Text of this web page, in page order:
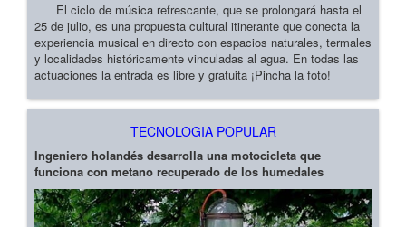
El ciclo de música refrescante, que se prolongará hasta el
25 de julio, es una propuesta cultural itinerante que conecta la
experiencia musical en directo con espacios naturales, termales
y localidades históricamente vinculadas al agua. En todas las
actuaciones la entrada es libre y gratuita ¡Pincha la foto!
TECNOLOGIA POPULAR
Ingeniero holandés desarrolla una motocicleta que
funciona con metano recuperado de los humedales